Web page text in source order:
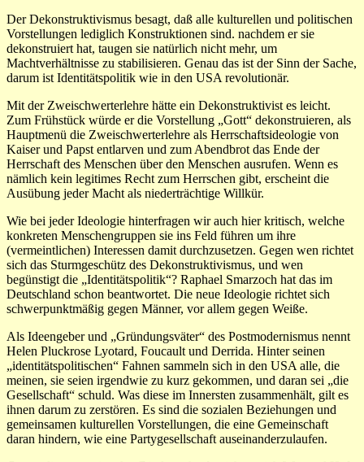
Der Dekonstruktivismus besagt, daß alle kulturellen und politischen
Vorstellungen lediglich Konstruktionen sind. nachdem er sie
dekonstruiert hat, taugen sie natürlich nicht mehr, um
Machtverhältnisse zu stabilisieren. Genau das ist der Sinn der Sache,
darum ist Identitätspolitik wie in den USA revolutionär.
Mit der Zweischwerterlehre hätte ein Dekonstruktivist es leicht.
Zum Frühstück würde er die Vorstellung „Gott“ dekonstruieren, als
Hauptmenü die Zweischwerterlehre als Herrschaftsideologie von
Kaiser und Papst entlarven und zum Abendbrot das Ende der
Herrschaft des Menschen über den Menschen ausrufen. Wenn es
nämlich kein legitimes Recht zum Herrschen gibt, erscheint die
Ausübung jeder Macht als niederträchtige Willkür.
Wie bei jeder Ideologie hinterfragen wir auch hier kritisch, welche
konkreten Menschengruppen sie ins Feld führen um ihre
(vermeintlichen) Interessen damit durchzusetzen. Gegen wen richtet
sich das Sturmgeschütz des Dekonstruktivismus, und wen
begünstigt die „Identitätspolitik“? Raphael Smarzoch hat das im
Deutschland schon beantwortet. Die neue Ideologie richtet sich
schwerpunktmäßig gegen Männer, vor allem gegen Weiße.
Als Ideengeber und „Gründungsväter“ des Postmodernismus nennt
Helen Pluckrose Lyotard, Foucault und Derrida. Hinter seinen
„identitätspolitischen“ Fahnen sammeln sich in den USA alle, die
meinen, sie seien irgendwie zu kurz gekommen, und daran sei „die
Gesellschaft“ schuld. Was diese im Innersten zusammenhält, gilt es
ihnen darum zu zerstören. Es sind die sozialen Beziehungen und
gemeinsamen kulturellen Vorstellungen, die eine Gemeinschaft
daran hindern, wie eine Partygesellschaft auseinanderzulaufen.